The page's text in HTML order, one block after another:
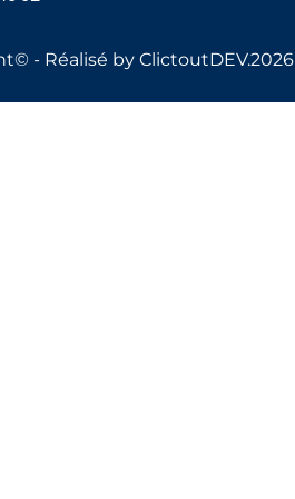
- Réalisé by ClictoutDEV.2026